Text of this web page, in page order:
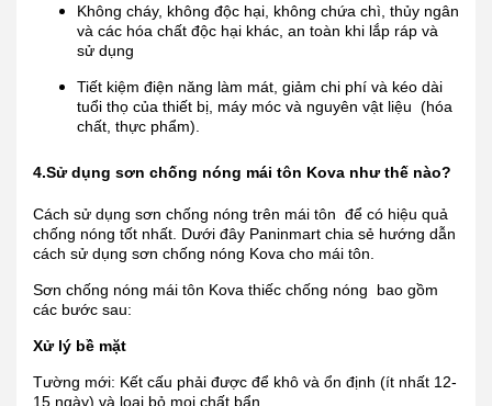
Không cháy, không độc hại, không chứa chì, thủy ngân
và các hóa chất độc hại khác, an toàn khi lắp ráp và
sử dụng
Tiết kiệm điện năng làm mát, giảm chi phí và kéo dài
tuổi thọ của thiết bị, máy móc và nguyên vật liệu (hóa
chất, thực phẩm).
4.Sử dụng sơn chống nóng mái tôn Kova như thế nào?
Cách sử dụng sơn chống nóng trên mái tôn để có hiệu quả
chống nóng tốt nhất. Dưới đây Paninmart chia sẻ hướng dẫn
cách sử dụng sơn chống nóng Kova cho mái tôn.
Sơn chống nóng mái tôn Kova thiếc chống nóng bao gồm
các bước sau:
Xử lý bề mặt
Tường mới: Kết cấu phải được để khô và ổn định (ít nhất 12-
15 ngày) và loại bỏ mọi chất bẩn.